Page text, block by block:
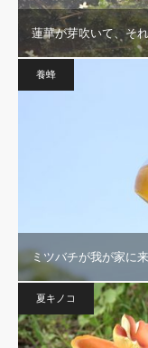
蓮華が芽吹いて、そ
養蜂
ミツバチが我が家に
夏キノコ